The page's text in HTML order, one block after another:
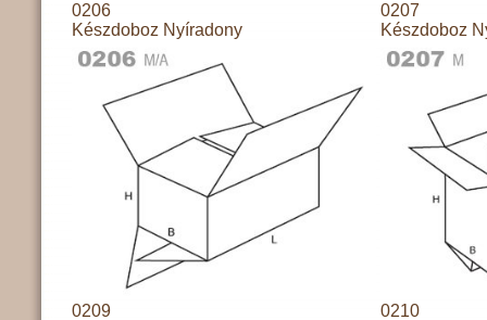
0206
Készdoboz Nyíradony
0207
Készdoboz
0209
0210